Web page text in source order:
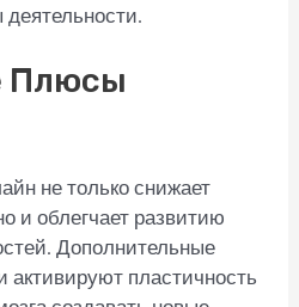
Плюсы
не только снижает
и облегчает развитию
Дополнительные
активируют пластичность